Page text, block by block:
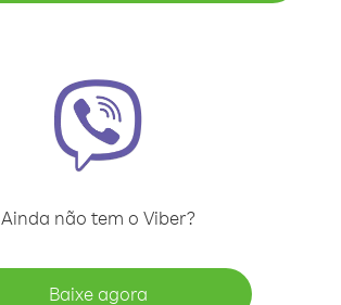
Ainda não tem o Viber?
Baixe agora